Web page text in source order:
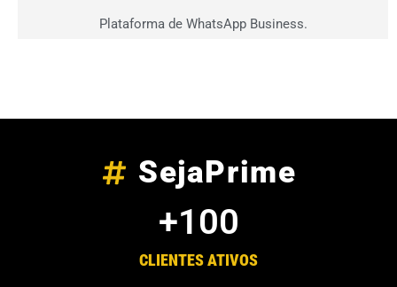
Plataforma de WhatsApp Business.
SejaPrime
CLIENTES ATIVOS
+100